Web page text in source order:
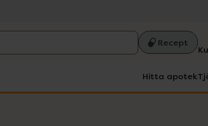
Recept
Hitta apotek